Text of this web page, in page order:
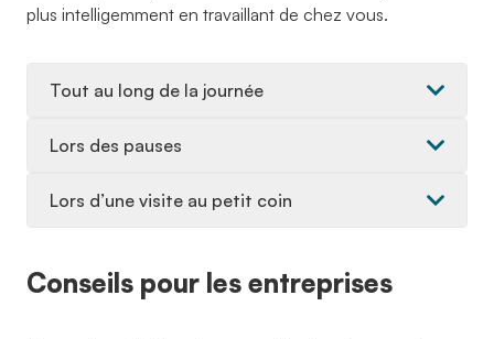
plus intelligemment en travaillant de chez vous.
Tout au long de la journée
Lors des pauses
Lors d’une visite au petit coin
Conseils pour les entreprises